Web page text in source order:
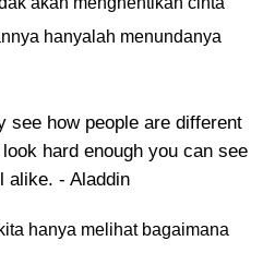
hanyalah menundanya
see how people are different
hard enough you can see
alike. - Aladdin
hanya melihat bagaimana